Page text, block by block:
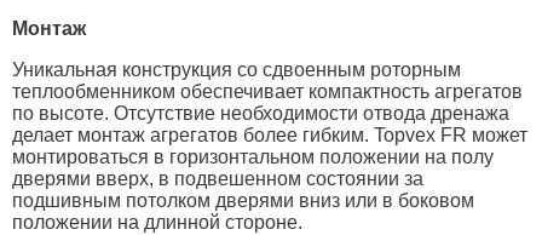
Монтаж
Уникальная конструкция со сдвоенным роторным
теплообменником обеспечивает компактность агрегатов
по высоте. Отсутствие необходимости отвода дренажа
делает монтаж агрегатов более гибким. Topvex FR может
монтироваться в горизонтальном положении на полу
дверями вверх, в подвешенном состоянии за
подшивным потолком дверями вниз или в боковом
положении на длинной стороне.